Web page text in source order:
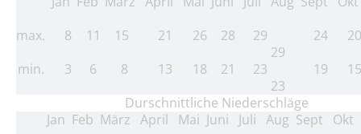
max.
8 11 15 21 26 28
29
29
24
20
min.
3 6 8 13 18 21
23
23
19
15
Durschnittliche Niederschläge
Jan Feb März April Mai Juni Juli Aug Sept Okt